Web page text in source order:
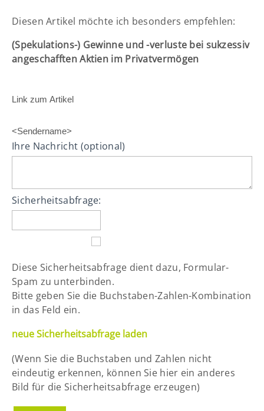
Diesen Artikel möchte ich besonders empfehlen:
(Spekulations-) Gewinne und -verluste bei sukzessiv
angeschafften Aktien im Privatvermögen
Link zum Artikel
<Sendername>
Ihre Nachricht (optional)
Sicherheitsabfrage:
Diese Sicherheitsabfrage dient dazu, Formular-
Spam zu unterbinden.
Bitte geben Sie die Buchstaben-Zahlen-Kombination
in das Feld ein.
neue Sicherheitsabfrage laden
(Wenn Sie die Buchstaben und Zahlen nicht
eindeutig erkennen, können Sie hier ein anderes
Bild für die Sicherheitsabfrage erzeugen)